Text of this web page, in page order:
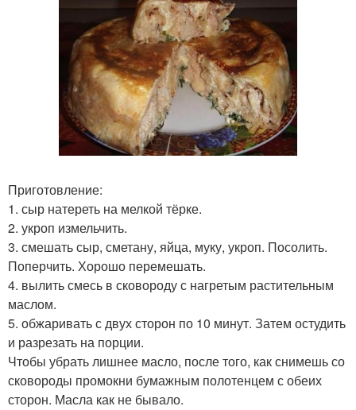
Приготовление:
1. сыр натереть на мелкой тёрке.
2. укроп измельчить.
3. смешать сыр, сметану, яйца, муку, укроп. Посолить.
Поперчить. Хорошо перемешать.
4. вылить смесь в сковороду с нагретым растительным
маслом.
5. обжаривать с двух сторон по 10 минут. Затем остудить
и разрезать на порции.
Чтобы убрать лишнее масло, после того, как снимешь со
сковороды промокни бумажным полотенцем с обеих
сторон. Масла как не бывало.